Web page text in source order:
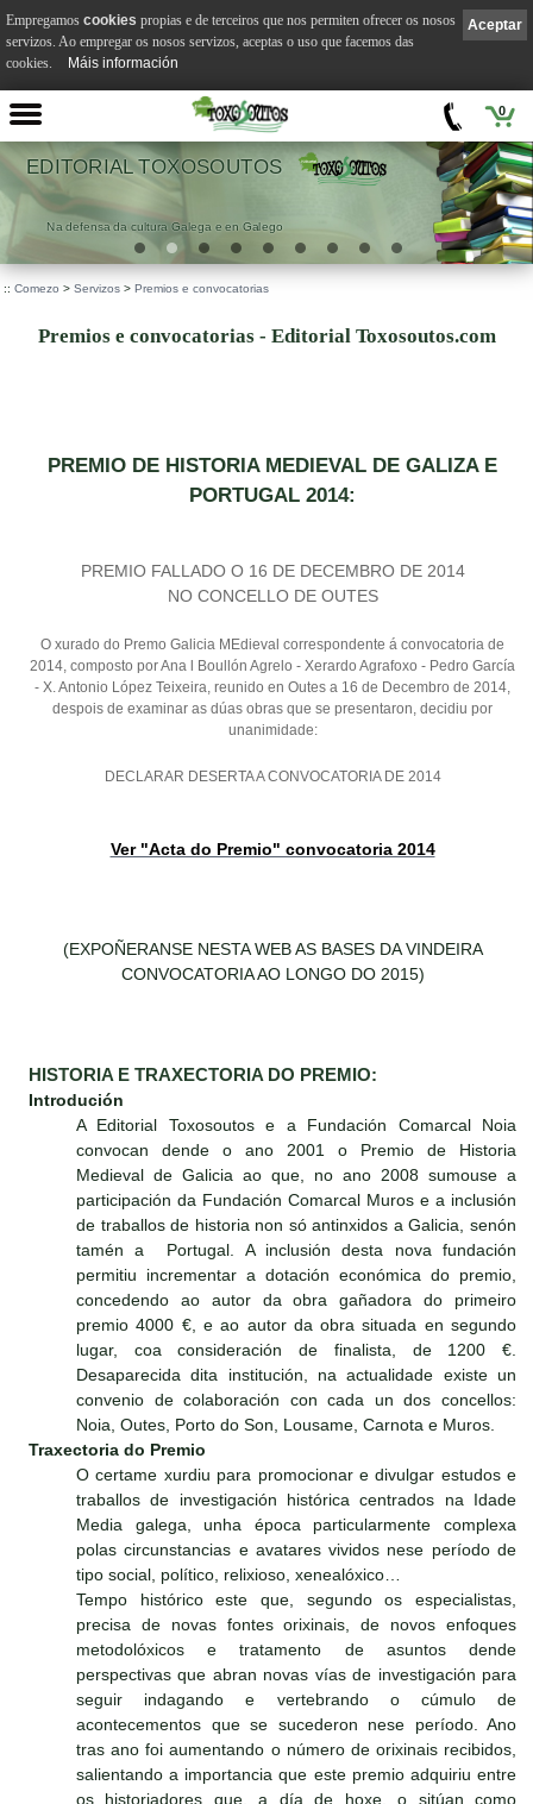
0
EDITORIAL TOXOSOUTOS
Na defensa da cultura Galega e en Galego
:: Comezo > Servizos > Premios e convocatorias
Premios e convocatorias - Editorial Toxosoutos.com
PREMIO DE HISTORIA MEDIEVAL DE GALIZA E
PORTUGAL 2014:
PREMIO FALLADO O 16 DE DECEMBRO DE 2014
NO CONCELLO DE OUTES
O xurado do Premo Galicia MEdieval correspondente á convocatoria de
2014, composto por Ana l Boullón Agrelo - Xerardo Agrafoxo - Pedro García
- X. Antonio López Teixeira, reunido en Outes a 16 de Decembro de 2014,
despois de examinar as dúas obras que se presentaron, decidiu por
unanimidade:
DECLARAR DESERTA A CONVOCATORIA DE 2014
Ver "Acta do Premio" convocatoria 2014
(EXPOÑERANSE NESTA WEB AS BASES DA VINDEIRA
CONVOCATORIA AO LONGO DO 2015)
HISTORIA E TRAXECTORIA DO PREMIO:
Introdución
A Editorial Toxosoutos e a Fundación Comarcal Noia
convocan dende o ano 2001 o Premio de Historia
Medieval de Galicia ao que, no ano 2008 sumouse a
participación da Fundación Comarcal Muros e a inclusión
de traballos de historia non só antinxidos a Galicia, senón
tamén a Portugal. A inclusión desta nova fundación
permitiu incrementar a dotación económica do premio,
concedendo ao autor da obra gañadora do primeiro
premio 4000 €, e ao autor da obra situada en segundo
lugar, coa consideración de finalista, de 1200 €.
Desaparecida dita institución, na actualidade existe un
convenio de colaboración con cada un dos concellos:
Noia, Outes, Porto do Son, Lousame, Carnota e Muros.
Traxectoria do Premio
O certame xurdiu para promocionar e divulgar estudos e
traballos de investigación histórica centrados na Idade
Media galega, unha época particularmente complexa
polas circunstancias e avatares vividos nese período de
tipo social, político, relixioso, xenealóxico…
Tempo histórico este que, segundo os especialistas,
precisa de novas fontes orixinais, de novos enfoques
metodolóxicos e tratamento de asuntos dende
perspectivas que abran novas vías de investigación para
seguir indagando e vertebrando o cúmulo de
acontecementos que se sucederon nese período. Ano
tras ano foi aumentando o número de orixinais recibidos,
salientando a importancia que este premio adquiriu entre
os historiadores que, a día de hoxe, o sitúan como
Aceptar
Empregamos cookies propias e de terceiros que nos permiten ofrecer os nosos
servizos. Ao empregar os nosos servizos, aceptas o uso que facemos das
cookies.
Máis información